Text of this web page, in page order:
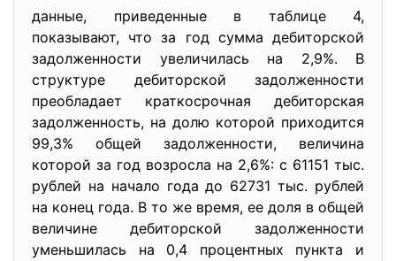
данные, приведенные в таблице 4,
показывают, что за год сумма дебиторской
задолженности увеличилась на 2,9%. В
структуре дебиторской задолженности
преобладает краткосрочная дебиторская
задолженность, на долю которой приходится
99,3% общей задолженности, величина
которой за год возросла на 2,6%: с 61151 тыс.
рублей на начало года до 62731 тыс. рублей
на конец года. В то же время, ее доля в общей
величине дебиторской задолженности
уменьшилась на 0,4 процентных пункта и